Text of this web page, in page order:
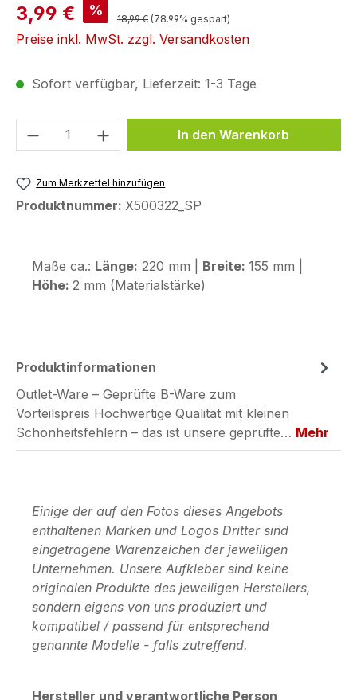
3,99 € %
18,99 € (78.99% gespart)
Preise inkl. MwSt. zzgl. Versandkosten
Sofort verfügbar, Lieferzeit: 1-3 Tage
Produkt Anzahl: Gib denIn den Warenkorb
Zum Merkzettel hinzufügen
Produktnummer: X500322_SP
Maße ca.: Länge: 220 mm | Breite: 155 mm |
Höhe: 2 mm (Materialstärke)
Produktinformationen
Outlet-Ware – Geprüfte B-Ware zum
Vorteilspreis Hochwertige Qualität mit kleinen
Schönheitsfehlern – das ist unsere geprüfte… Mehr
Einige der auf den Fotos dieses Angebots
enthaltenen Marken und Logos Dritter sind
eingetragene Warenzeichen der jeweiligen
Unternehmen. Unsere Aufkleber sind keine
originalen Produkte des jeweiligen Herstellers,
sondern eigens von uns produziert und
kompatibel / passend für entsprechend
genannte Modelle - falls zutreffend.
Hersteller und verantwortliche Person